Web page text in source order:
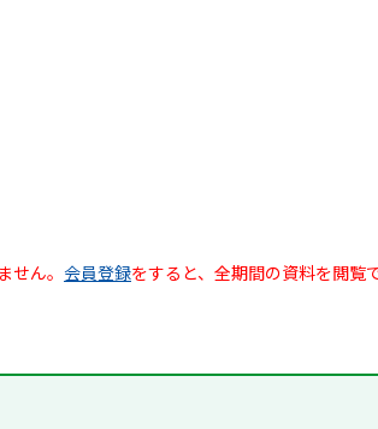
ん。 会員登録をすると、全期間の資料を閲覧